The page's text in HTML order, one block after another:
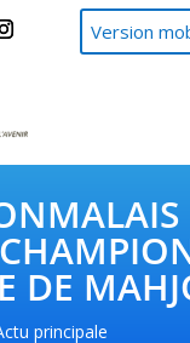
Version
DE
principale